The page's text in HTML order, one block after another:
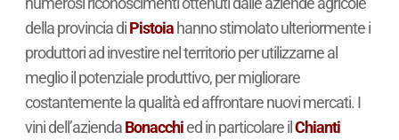
della provincia diPistoiahanno stimolato ulteriormente i
produttori ad investire nel territorio per utilizzarne al
meglio il potenziale produttivo, per migliorare
costantemente la qualità ed affrontare nuovi mercati. I
vini dell’aziendaBonacchied in particolare il Chianti